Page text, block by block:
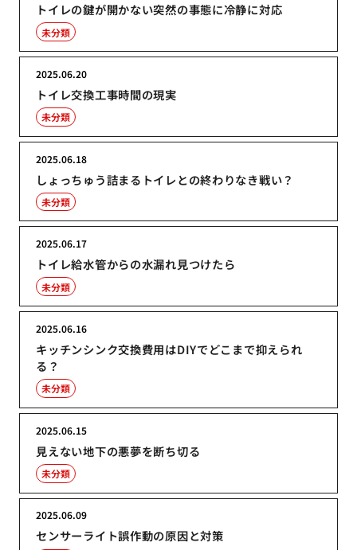
トイレの鍵が開かない突然の事態に冷静に対応
未分類
トイレ交換工事時間の現実
2025.06.20
未分類
しょっちゅう詰まるトイレとの終わりなき戦い？
2025.06.18
未分類
トイレ給水管からの水漏れ見つけたら
2025.06.17
未分類
キッチンシンク交換費用はDIYでどこまで抑えられ
る？
2025.06.16
未分類
見えない地下の悪夢を断ち切る
2025.06.15
未分類
センサーライト誤作動の原因と対策
2025.06.09